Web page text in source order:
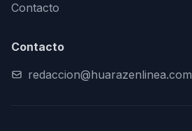
Contacto
Contacto
redaccion@huarazenlinea.com